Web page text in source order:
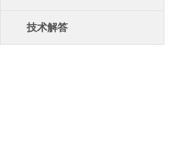
技术解答